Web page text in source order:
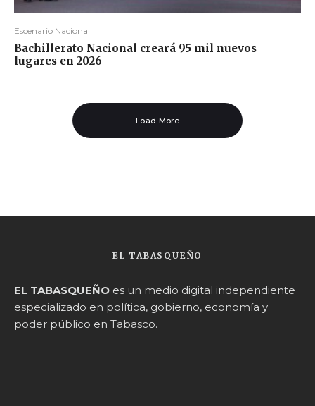
Escenario Nacional
Bachillerato Nacional creará 95 mil nuevos
lugares en 2026
Load More
EL TABASQUEÑO
EL TABASQUEÑO es un medio digital independiente
especializado en política, gobierno, economía y
poder público en Tabasco.